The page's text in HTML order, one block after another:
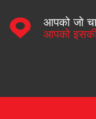
आपको जो
आपको